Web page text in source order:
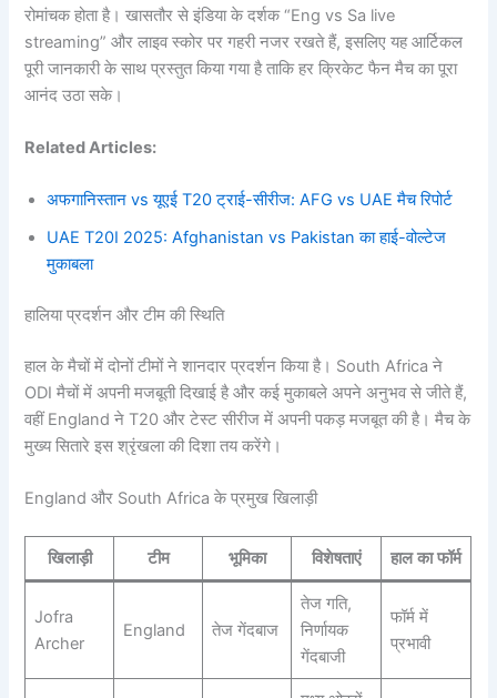
रोमांचक होता है। खासतौर से इंडिया के दर्शक “Eng vs Sa live
streaming” और लाइव स्कोर पर गहरी नजर रखते हैं, इसलिए यह आर्टिकल
पूरी जानकारी के साथ प्रस्तुत किया गया है ताकि हर क्रिकेट फैन मैच का पूरा
आनंद उठा सके।
Related Articles:
अफगानिस्तान vs यूएई T20 ट्राई-सीरीज: AFG vs UAE मैच रिपोर्ट
UAE T20I 2025: Afghanistan vs Pakistan का हाई-वोल्टेज
मुकाबला
हालिया प्रदर्शन और टीम की स्थिति
हाल के मैचों में दोनों टीमों ने शानदार प्रदर्शन किया है। South Africa ने
ODI मैचों में अपनी मजबूती दिखाई है और कई मुकाबले अपने अनुभव से जीते हैं,
वहीं England ने T20 और टेस्ट सीरीज में अपनी पकड़ मजबूत की है। मैच के
मुख्य सितारे इस श्रृंखला की दिशा तय करेंगे।
England और South Africa के प्रमुख खिलाड़ी
खिलाड़ी टीम भूमिका विशेषताएं हाल का फॉर्म
Jofra
Archer
England तेज गेंदबाज
तेज गति,
निर्णायक
गेंदबाजी
फॉर्म में
प्रभावी